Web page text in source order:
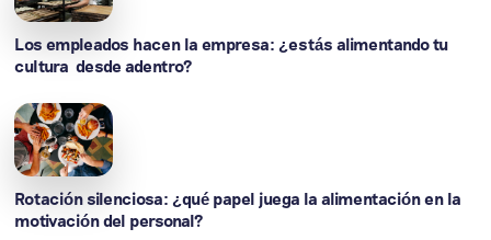
Los empleados hacen la empresa: ¿estás alimentando tu
cultura desde adentro?
Rotación silenciosa: ¿qué papel juega la alimentación en la
motivación del personal?